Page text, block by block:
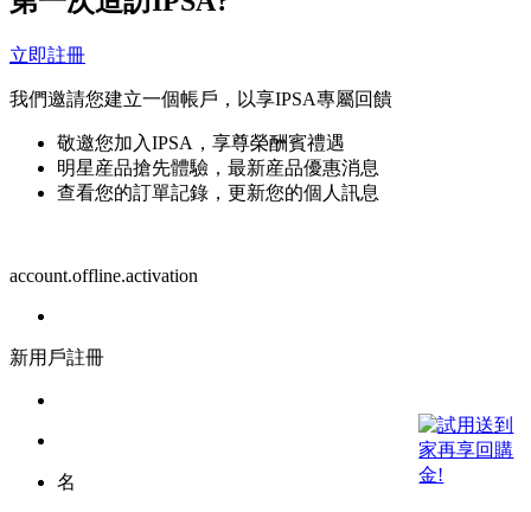
立即註冊
我們邀請您建立一個帳戶，以享IPSA專屬回饋
敬邀您加入IPSA，享尊榮酬賓禮遇
明星産品搶先體驗，最新産品優惠消息
查看您的訂單記錄，更新您的個人訊息
account.offline.activation
新用戶註冊
名